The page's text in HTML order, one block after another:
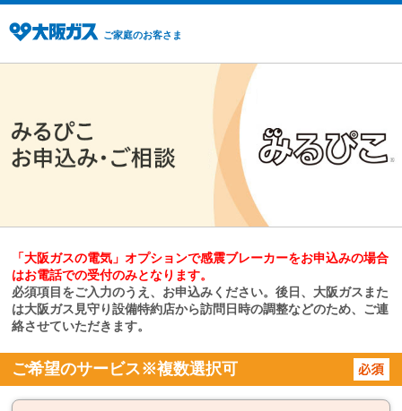
ご家庭のお客さま
「大阪ガスの電気」オプションで感震ブレーカーをお申込みの場合
はお電話での受付のみとなります。
必須項目をご入力のうえ、お申込みください。後日、大阪ガスまた
は大阪ガス見守り設備特約店から訪問日時の調整などのため、ご連
絡させていただきます。
ご希望のサービス※複数選択可